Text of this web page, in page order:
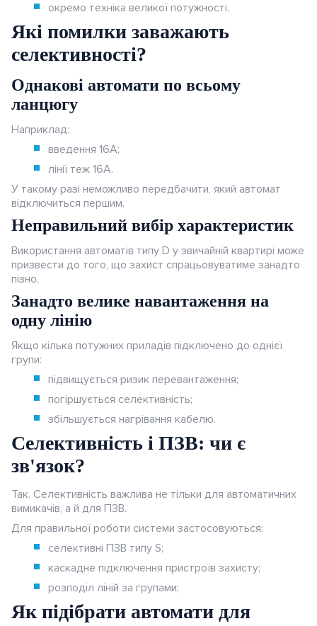
окремо техніка великої потужності.
Які помилки заважають
селективності?
Однакові автомати по всьому
ланцюгу
Наприклад:
введення 16А;
лінії теж 16А.
У такому разі неможливо передбачити, який автомат
відключиться першим.
Неправильний вибір характеристик
Використання автоматів типу D у звичайній квартирі може
призвести до того, що захист спрацьовуватиме занадто
пізно.
Занадто велике навантаження на
одну лінію
Якщо кілька потужних приладів підключено до однієї
групи:
підвищується ризик перевантаження;
погіршується селективність;
збільшується нагрівання кабелю.
Селективність і ПЗВ: чи є
зв'язок?
Так. Селективність важлива не тільки для автоматичних
вимикачів, а й для ПЗВ.
Для правильної роботи системи застосовуються:
селективні ПЗВ типу S;
каскадне підключення пристроїв захисту;
розподіл ліній за групами;
Як підібрати автомати для